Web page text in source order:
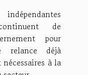
de
pour
relance déjà
à la